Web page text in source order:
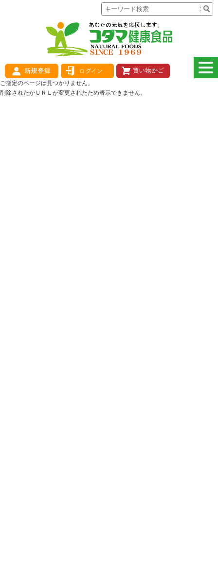
ご指定のページは見つかりません。
削除されたかＵＲＬが変更されたため表示できません。